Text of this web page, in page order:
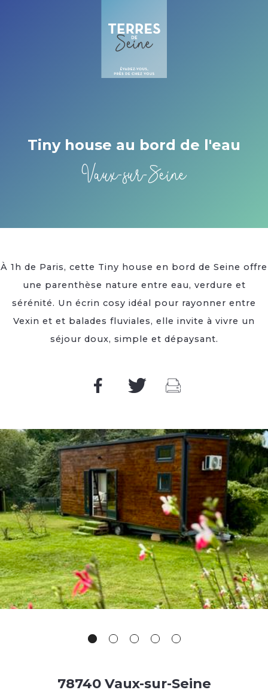
Tiny house au bord de l'eau
Vaux-sur-Seine
À 1h de Paris, cette Tiny house en bord de Seine offre
une parenthèse nature entre eau, verdure et
sérénité. Un écrin cosy idéal pour rayonner entre
Vexin et et balades fluviales, elle invite à vivre un
séjour doux, simple et dépaysant.
78740 Vaux-sur-Seine